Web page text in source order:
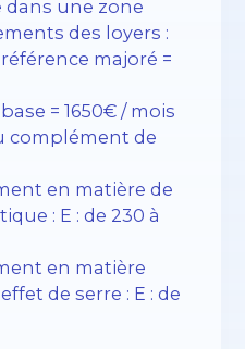
dans une zone
des loyers :
majoré =
= 1650€ / mois
complément de
en matière de
: E : de 230 à
en matière
de serre : E : de